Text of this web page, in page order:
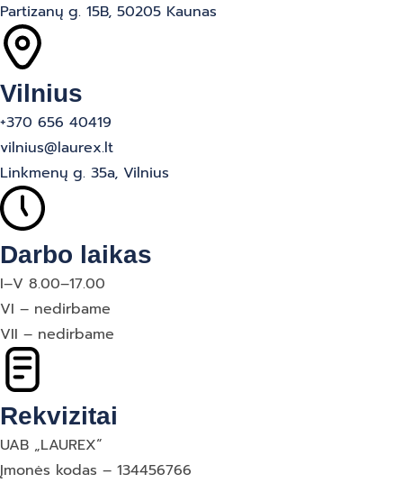
Partizanų g. 15B, 50205 Kaunas
Vilnius
+370 656 40419
vilnius@laurex.lt
Linkmenų g. 35a, Vilnius
Darbo laikas
I–V 8.00–17.00
VI – nedirbame
VII – nedirbame
Rekvizitai
UAB „LAUREX“
Įmonės kodas – 134456766